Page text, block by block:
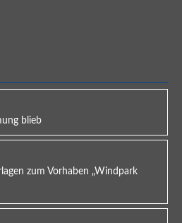
blieb
zum Vorhaben „Windpark